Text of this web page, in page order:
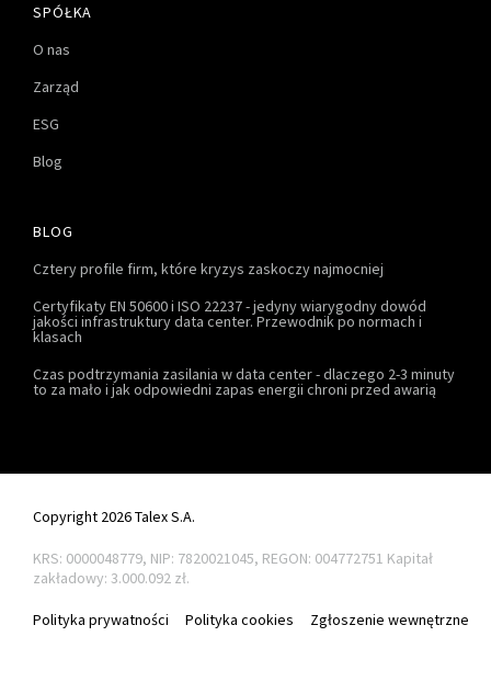
SPÓŁKA
O nas
Zarząd
ESG
Blog
BLOG
Cztery profile firm, które kryzys zaskoczy najmocniej
Certyfikaty EN 50600 i ISO 22237 - jedyny wiarygodny dowód
jakości infrastruktury data center. Przewodnik po normach i
klasach
Czas podtrzymania zasilania w data center - dlaczego 2-3 minuty
to za mało i jak odpowiedni zapas energii chroni przed awarią
Copyright 2026 Talex S.A.
KRS: 0000048779, NIP: 7820021045, REGON: 004772751 Kapitał
zakładowy: 3.000.092 zł.
Polityka prywatności Polityka cookies Zgłoszenie wewnętrzne